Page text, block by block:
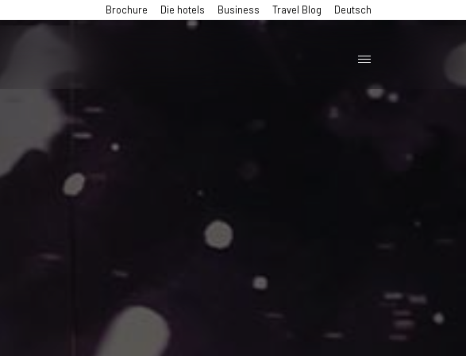
Brochure Die hotels Business Travel Blog Deutsch